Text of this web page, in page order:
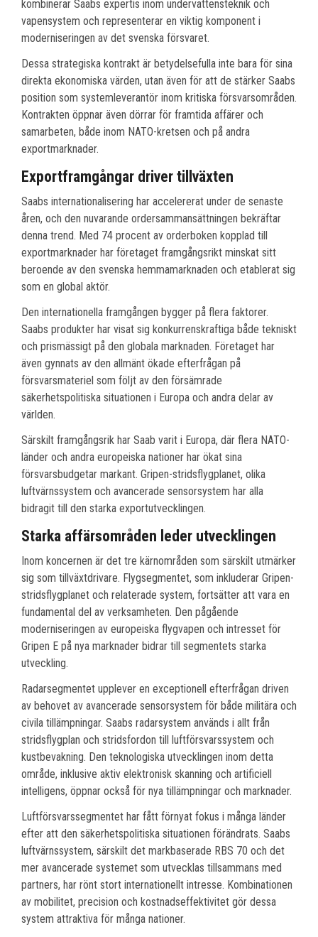
kombinerar Saabs expertis inom undervattensteknik och
vapensystem och representerar en viktig komponent i
moderniseringen av det svenska försvaret.
Dessa strategiska kontrakt är betydelsefulla inte bara för sina
direkta ekonomiska värden, utan även för att de stärker Saabs
position som systemleverantör inom kritiska försvarsområden.
Kontrakten öppnar även dörrar för framtida affärer och
samarbeten, både inom NATO-kretsen och på andra
exportmarknader.
Exportframgångar driver tillväxten
Saabs internationalisering har accelererat under de senaste
åren, och den nuvarande ordersammansättningen bekräftar
denna trend. Med 74 procent av orderboken kopplad till
exportmarknader har företaget framgångsrikt minskat sitt
beroende av den svenska hemmamarknaden och etablerat sig
som en global aktör.
Den internationella framgången bygger på flera faktorer.
Saabs produkter har visat sig konkurrenskraftiga både tekniskt
och prismässigt på den globala marknaden. Företaget har
även gynnats av den allmänt ökade efterfrågan på
försvarsmateriel som följt av den försämrade
säkerhetspolitiska situationen i Europa och andra delar av
världen.
Särskilt framgångsrik har Saab varit i Europa, där flera NATO-
länder och andra europeiska nationer har ökat sina
försvarsbudgetar markant. Gripen-stridsflygplanet, olika
luftvärnssystem och avancerade sensorsystem har alla
bidragit till den starka exportutvecklingen.
Starka affärsområden leder utvecklingen
Inom koncernen är det tre kärnområden som särskilt utmärker
sig som tillväxtdrivare. Flygsegmentet, som inkluderar Gripen-
stridsflygplanet och relaterade system, fortsätter att vara en
fundamental del av verksamheten. Den pågående
moderniseringen av europeiska flygvapen och intresset för
Gripen E på nya marknader bidrar till segmentets starka
utveckling.
Radarsegmentet upplever en exceptionell efterfrågan driven
av behovet av avancerade sensorsystem för både militära och
civila tillämpningar. Saabs radarsystem används i allt från
stridsflygplan och stridsfordon till luftförsvarssystem och
kustbevakning. Den teknologiska utvecklingen inom detta
område, inklusive aktiv elektronisk skanning och artificiell
intelligens, öppnar också för nya tillämpningar och marknader.
Luftförsvarssegmentet har fått förnyat fokus i många länder
efter att den säkerhetspolitiska situationen förändrats. Saabs
luftvärnssystem, särskilt det markbaserade RBS 70 och det
mer avancerade systemet som utvecklas tillsammans med
partners, har rönt stort internationellt intresse. Kombinationen
av mobilitet, precision och kostnadseffektivitet gör dessa
system attraktiva för många nationer.